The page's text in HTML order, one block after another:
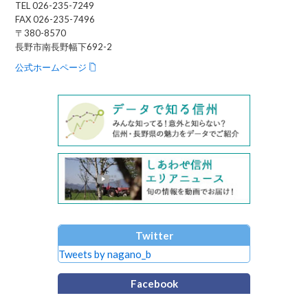
TEL 026-235-7249
FAX 026-235-7496
〒380-8570
長野市南長野幅下692-2
公式ホームページ
Twitter
Tweets by nagano_b
Facebook